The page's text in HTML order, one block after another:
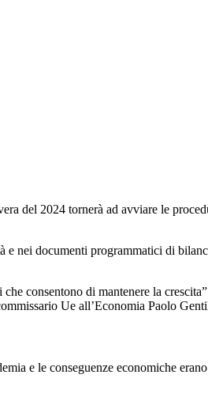
del 2024 tornerà ad avviare le
e nei documenti programmatici di
consentono di mantenere la crescita”
Ue all’Economia Paolo
e le conseguenze economiche